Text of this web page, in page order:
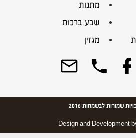
מתנות
שבע ברכות
מגזין
שמורות לבשמחות 2016
Design and Development